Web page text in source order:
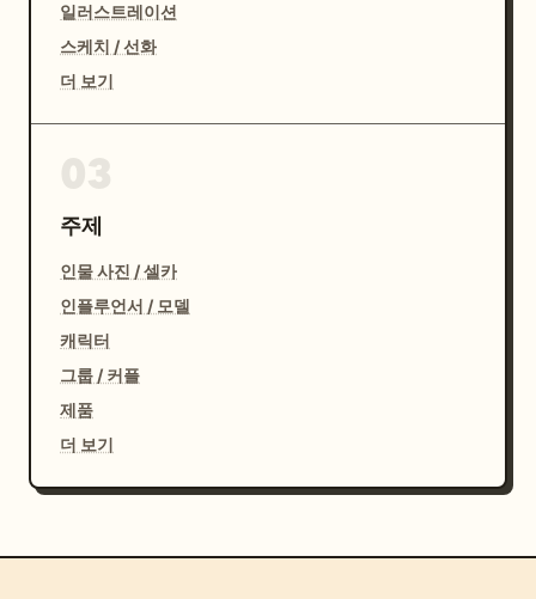
일러스트레이션
스케치 / 선화
더 보기
주제
인물 사진 / 셀카
인플루언서 / 모델
캐릭터
그룹 / 커플
제품
더 보기